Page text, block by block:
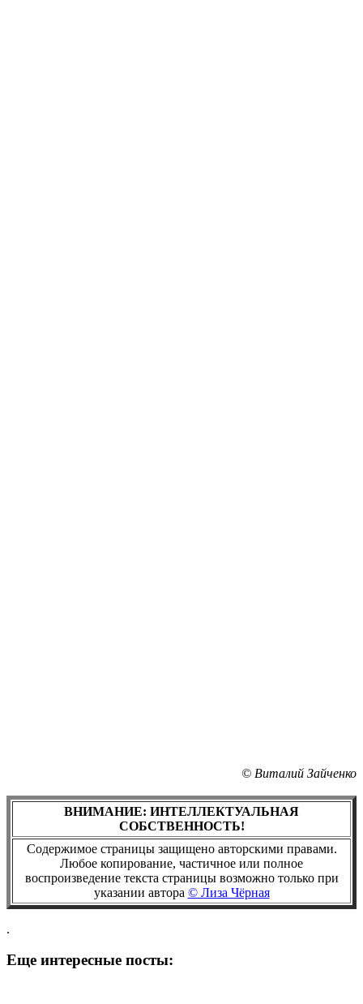
© Виталий Зайченко
ВНИМАНИЕ: ИНТЕЛЛЕКТУАЛЬНАЯ
СОБСТВЕННОСТЬ!
Содержимое страницы защищено авторскими правами.
Любое копирование, частичное или полное
воспроизведение текста страницы возможно только при
указании автора © Лиза Чёрная
.
Еще интересные посты: